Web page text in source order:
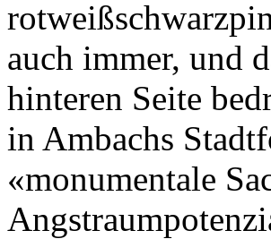
auch immer, und
hinteren Seite
in Ambachs
«monumentale